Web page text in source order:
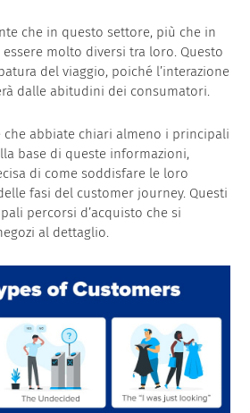
che in questo settore, più che in
molto diversi tra loro. Questo
del viaggio, poiché l’interazione
dalle abitudini dei consumatori.
che abbiate chiari almeno i principali
base di queste informazioni,
di come soddisfare le loro
fasi del customer journey. Questi
percorsi d’acquisto che si
al dettaglio.